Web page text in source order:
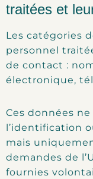
traitées et
Les catégories
personnel
de contact :
électronique,
Ces données
l’identification
mais
demandes de
fournies